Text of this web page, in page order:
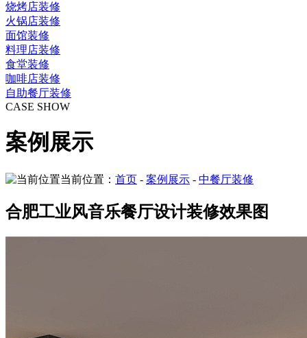
烧烤店装修
火锅店装修
面馆装修
料理店装修
食堂装修
咖啡店装修
自助餐厅装修
CASE SHOW
案例展示
当前位置： 首页 - 案例展示 - 中餐厅装修
合肥工业风音乐餐厅设计装修效果图